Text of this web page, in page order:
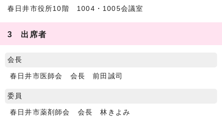
春日井市役所10階 1004・1005会議室
3 出席者
会長
春日井市医師会 会長 前田誠司
委員
春日井市薬剤師会 会長 林きよみ